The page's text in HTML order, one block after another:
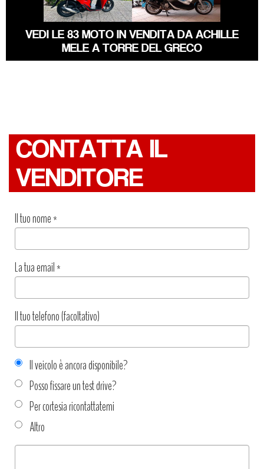
VEDI LE 83 MOTO IN VENDITA DA ACHILLE
MELE A TORRE DEL GRECO
CONTATTA IL
VENDITORE
Il tuo nome*
La tua email*
Il tuo telefono (facoltativo)
Il veicolo è ancora disponibile?
Posso fissare un test drive?
Per cortesia ricontattatemi
Altro
Tipo